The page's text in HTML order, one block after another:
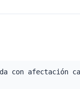
con afectación